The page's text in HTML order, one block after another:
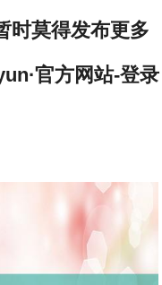
时莫得发布更多
官方网站-登录